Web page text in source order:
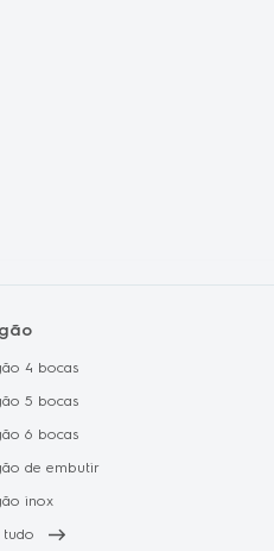
4 bocas
5 bocas
6 bocas
de embutir
inox
tudo